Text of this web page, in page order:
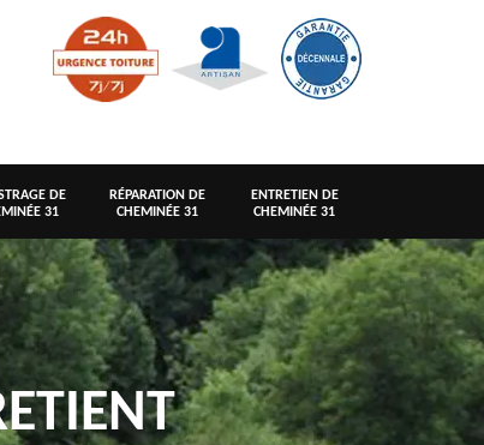
DE
31
RÉPARATION DE
CHEMINÉE 31
ENTRETIEN DE
CHEMINÉE 31